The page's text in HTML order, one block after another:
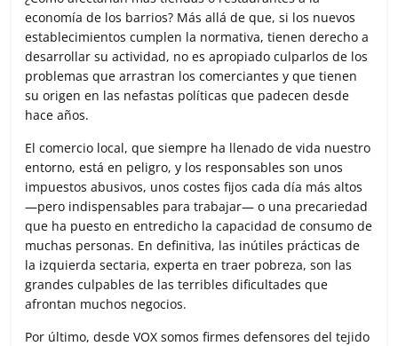
economía de los barrios? Más allá de que, si los nuevos
establecimientos cumplen la normativa, tienen derecho a
desarrollar su actividad, no es apropiado culparlos de los
problemas que arrastran los comerciantes y que tienen
su origen en las nefastas políticas que padecen desde
hace años.
El comercio local, que siempre ha llenado de vida nuestro
entorno, está en peligro, y los responsables son unos
impuestos abusivos, unos costes fijos cada día más altos
—pero indispensables para trabajar— o una precariedad
que ha puesto en entredicho la capacidad de consumo de
muchas personas. En definitiva, las inútiles prácticas de
la izquierda sectaria, experta en traer pobreza, son las
grandes culpables de las terribles dificultades que
afrontan muchos negocios.
Por último, desde VOX somos firmes defensores del tejido